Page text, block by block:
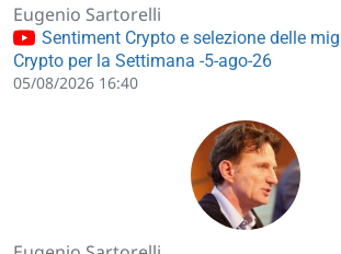
Eugenio Sartorelli
Sentiment Crypto e selezione delle
Crypto per la Settimana -5-ago-26
05/08/2026 16:40